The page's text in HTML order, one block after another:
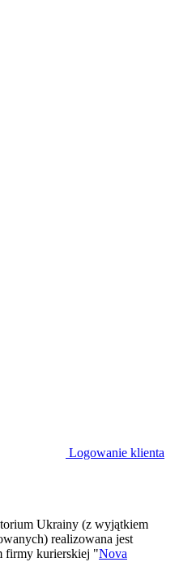
Logowanie klienta
Ukrainy (z wyjątkiem
realizowana jest
firmy kurierskiej "Nova